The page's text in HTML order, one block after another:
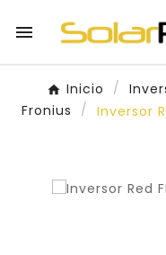

Inicio
Fronius
Inversor